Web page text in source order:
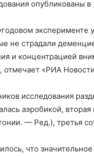
опубликованы
эксперименте
не страдали
и концентрацией
отмечает «РИА
исследования
аэробикой,
— Ред.), третья
что